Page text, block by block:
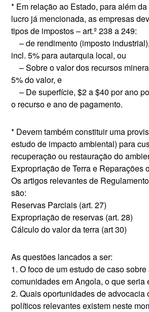
* Em relação ao Estado, para além
lucro já mencionada, as empresas
tipos de impostos – art.º 238 a 249:
– de rendimento (imposto
incl. 5% para autarquia local, ou
– Sobre o valor dos recursos
5% do valor, e
– De superfície, $2 a $40 por ano
o recurso e ano de pagamento.
* Devem também constituir uma
estudo de impacto ambiental) para
recuperação ou restauração do
Expropriação de Terra e Reparações
Os artigos relevantes de
são:
Reservas Parciais (art. 27)
Expropriação de reservas (art. 28)
Cálculo do valor da terra (art 30)
As questões lancados a ser:
1. O foco de um estudo de caso
comunidades em Angola, o que seria
2. Quais oportunidades de advocacia
políticos relevantes existem neste